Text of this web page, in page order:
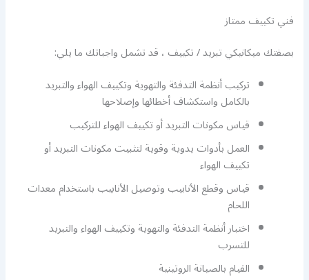
فني تكييف ممتاز
بصفتك ميكانيكي تبريد / تكييف ، قد تشمل واجباتك ما يلي:
تركيب أنظمة التدفئة والتهوية وتكييف الهواء والتبريد
بالكامل واستكشاف أخطائها وإصلاحها
قياس مكونات التبريد أو تكييف الهواء للتركيب
العمل بأدوات يدوية وقوية لتثبيت مكونات التبريد أو
تكييف الهواء
قياس وقطع الأنابيب وتوصيل الأنابيب باستخدام معدات
اللحام
اختبار أنظمة التدفئة والتهوية وتكييف الهواء والتبريد
للتسرب
القيام بالصيانة الروتينية